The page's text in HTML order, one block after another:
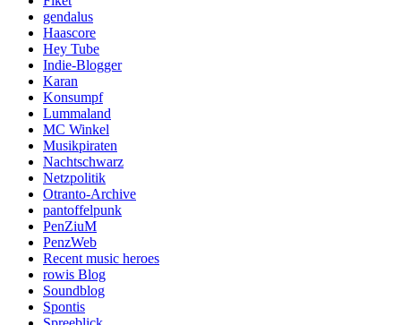
gendalus
Haascore
Hey Tube
Indie-Blogger
Karan
Konsumpf
Lummaland
MC Winkel
Musikpiraten
Nachtschwarz
Netzpolitik
Otranto-Archive
pantoffelpunk
PenZiuM
PenzWeb
Recent music heroes
rowis Blog
Soundblog
Spontis